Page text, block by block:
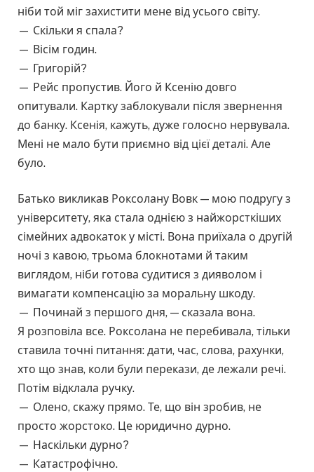
ніби той міг захистити мене від усього світу.
— Скільки я спала?
— Вісім годин.
— Григорій?
— Рейс пропустив. Його й Ксенію довго
опитували. Картку заблокували після звернення
до банку. Ксенія, кажуть, дуже голосно нервувала.
Мені не мало бути приємно від цієї деталі. Але
було.
Батько викликав Роксолану Вовк — мою подругу з
університету, яка стала однією з найжорсткіших
сімейних адвокаток у місті. Вона приїхала о другій
ночі з кавою, трьома блокнотами й таким
виглядом, ніби готова судитися з дияволом і
вимагати компенсацію за моральну шкоду.
— Починай з першого дня, — сказала вона.
Я розповіла все. Роксолана не перебивала, тільки
ставила точні питання: дати, час, слова, рахунки,
хто що знав, коли були перекази, де лежали речі.
Потім відклала ручку.
— Олено, скажу прямо. Те, що він зробив, не
просто жорстоко. Це юридично дурно.
— Наскільки дурно?
— Катастрофічно.